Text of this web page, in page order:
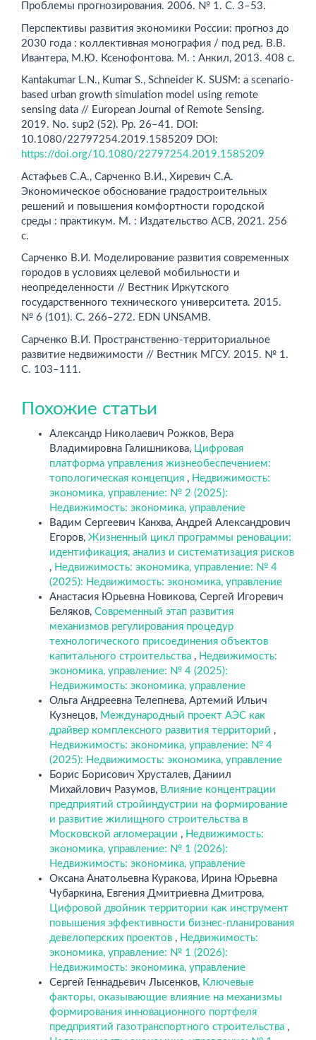
Проблемы прогнозирования. 2006. № 1. С. 3–53.
Перспективы развития экономики России: прогноз до
2030 года : коллективная монография / под ред. В.В.
Ивантера, М.Ю. Ксенофонтова. М. : Анкил, 2013. 408 с.
Kantakumar L.N., Kumar S., Schneider K. SUSM: a scenario-
based urban growth simulation model using remote
sensing data // European Journal of Remote Sensing.
2019. Nо. sup2 (52). Рр. 26–41. DOI:
10.1080/22797254.2019.1585209 DOI:
https://doi.org/10.1080/22797254.2019.1585209
Астафьев С.А., Сарченко В.И., Хиревич С.А.
Экономическое обоснование градостроительных
решений и повышения комфортности городской
среды : практикум. М. : Издательство АСВ, 2021. 256
с.
Сарченко В.И. Моделирование развития современных
городов в условиях целевой мобильности и
неопределенности // Вестник Иркутского
государственного технического университета. 2015.
№ 6 (101). С. 266–272. EDN UNSAMB.
Сарченко В.И. Пространственно-территориальное
развитие недвижимости // Вестник МГСУ. 2015. № 1.
С. 103–111.
Похожие статьи
Александр Николаевич Рожков, Вера
Владимировна Галишникова, Цифровая
платформа управления жизнеобеспечением:
топологическая концепция , Недвижимость:
экономика, управление: № 2 (2025):
Недвижимость: экономика, управление
Вадим Сергеевич Канхва, Андрей Александрович
Егоров, Жизненный цикл программы реновации:
идентификация, анализ и систематизация рисков
, Недвижимость: экономика, управление: № 4
(2025): Недвижимость: экономика, управление
Анастасия Юрьевна Новикова, Сергей Игоревич
Беляков, Современный этап развития
механизмов регулирования процедур
технологического присоединения объектов
капитального строительства , Недвижимость:
экономика, управление: № 4 (2025):
Недвижимость: экономика, управление
Ольга Андреевна Телепнева, Артемий Ильич
Кузнецов, Международный проект АЭС как
драйвер комплексного развития территорий ,
Недвижимость: экономика, управление: № 4
(2025): Недвижимость: экономика, управление
Борис Борисович Хрусталев, Даниил
Михайлович Разумов, Влияние концентрации
предприятий стройиндустрии на формирование
и развитие жилищного строительства в
Московской агломерации , Недвижимость:
экономика, управление: № 1 (2026):
Недвижимость: экономика, управление
Оксана Анатольевна Куракова, Ирина Юрьевна
Чубаркина, Евгения Дмитриевна Дмитрова,
Цифровой двойник территории как инструмент
повышения эффективности бизнес-планирования
девелоперских проектов , Недвижимость:
экономика, управление: № 1 (2026):
Недвижимость: экономика, управление
Сергей Геннадьевич Лысенков, Ключевые
факторы, оказывающие влияние на механизмы
формирования инновационного портфеля
предприятий газотранспортного строительства ,